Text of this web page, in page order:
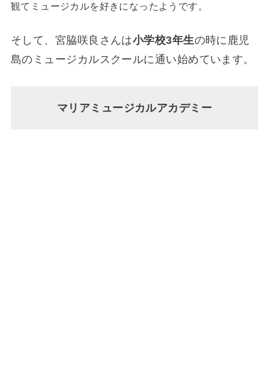
観てミュージカルを好きになったようです。
そして、宮脇咲良さんは小学校3年生の時に鹿児
島のミュージカルスクールに通い始めています。
マリアミュージカルアカデミー